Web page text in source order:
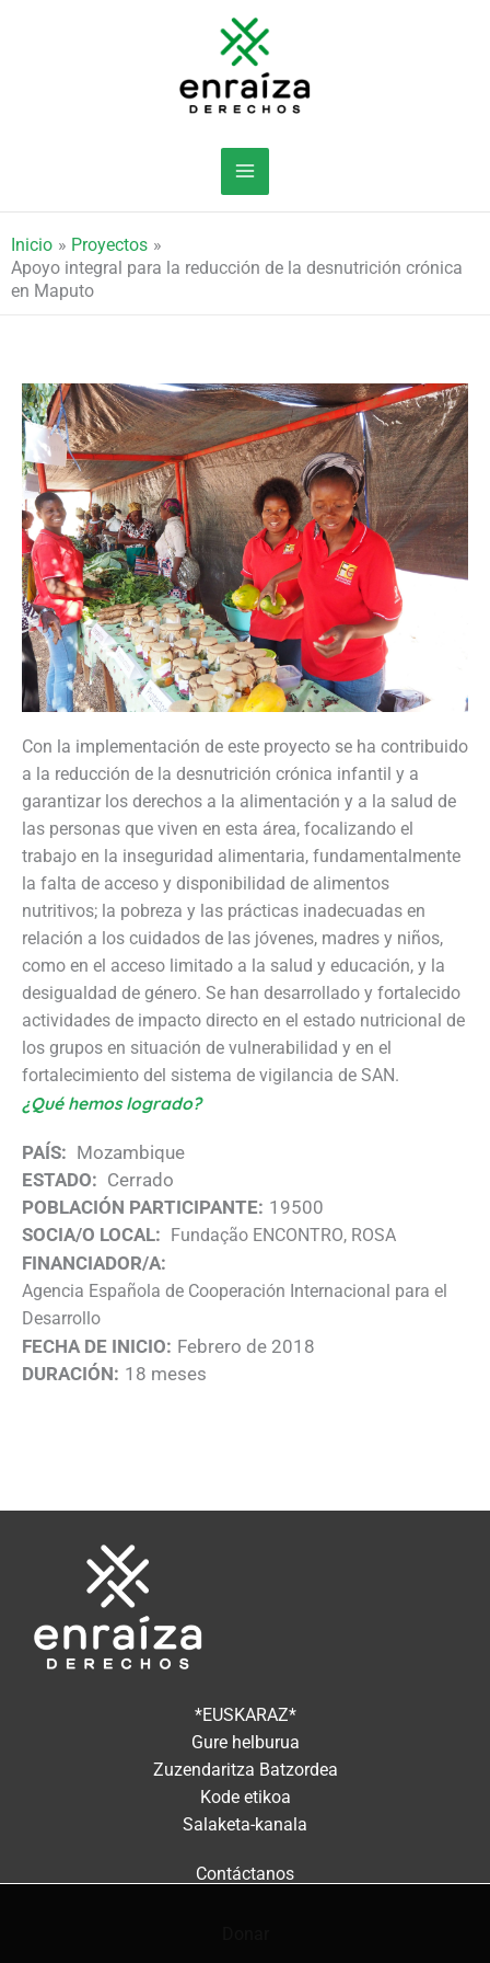
Inicio
Proyectos
Apoyo integral para la reducción de la desnutrición crónica
en Maputo
Con la implementación de este proyecto se ha contribuido
a la reducción de la desnutrición crónica infantil y a
garantizar los derechos a la alimentación y a la salud de
las personas que viven en esta área, focalizando el
trabajo en la inseguridad alimentaria, fundamentalmente
la falta de acceso y disponibilidad de alimentos
nutritivos; la pobreza y las prácticas inadecuadas en
relación a los cuidados de las jóvenes, madres y niños,
como en el acceso limitado a la salud y educación, y la
desigualdad de género. Se han desarrollado y fortalecido
actividades de impacto directo en el estado nutricional de
los grupos en situación de vulnerabilidad y en el
fortalecimiento del sistema de vigilancia de SAN.
¿Qué hemos logrado?
PAÍS: Mozambique
ESTADO: Cerrado
POBLACIÓN PARTICIPANTE: 19500
SOCIA/O LOCAL:
Fundação ENCONTRO ROSA
FINANCIADOR/A:
Agencia Española de Cooperación Internacional para el
Desarrollo
FECHA DE INICIO: Febrero de 2018
DURACIÓN: 18 meses
*EUSKARAZ*
Gure helburua
Zuzendaritza Batzordea
Kode etikoa
Salaketa-kanala
Contáctanos